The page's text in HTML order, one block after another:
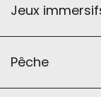
Jeux
Pêche